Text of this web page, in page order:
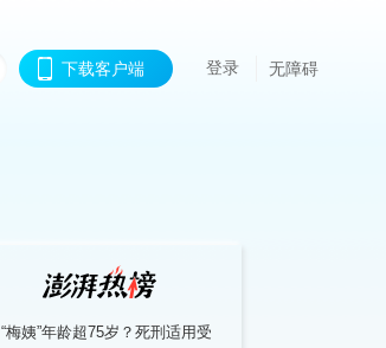
下载客户端 登录 无障碍
“梅姨”年龄超75岁？死刑适用受